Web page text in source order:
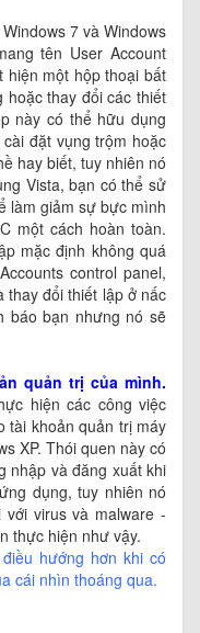
7 và Windows
tên User Account
hiện một hộp thoại bất
thay đổi các thiết
này có thể hữu dụng
đặt vụng trộm hoặc
hay biết, tuy nhiên nó
Vista, bạn có thể sử
làm giảm sự bực mình
một cách hoàn toàn.
mặc định không quá
control panel,
thay đổi thiết lập ở nấc
báo bạn nhưng nó sẽ
quản trị của mình.
hiện các công việc
tài khoản quản trị máy
XP. Thói quen này có
nhập và đăng xuất khi
dụng, tuy nhiên nó
virus và malware -
thực hiện như vậy.
hướng hơn khi có
cái nhìn thoáng qua.